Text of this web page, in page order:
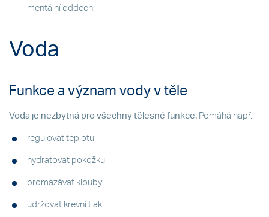
mentální oddech.
Voda
Funkce a význam vody v těle
Voda je nezbytná pro všechny tělesné funkce. Pomáhá např.:
regulovat teplotu
hydratovat pokožku
promazávat klouby
udržovat krevní tlak